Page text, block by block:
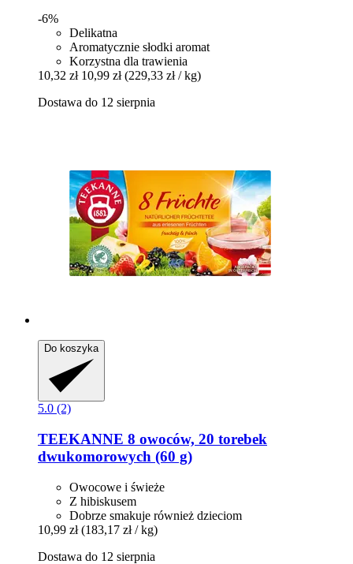
-6%
Delikatna
Aromatycznie słodki aromat
Korzystna dla trawienia
10,32 zł 10,99 zł (229,33 zł / kg)
Dostawa do 12 sierpnia
Do koszyka
5.0 (2)
TEEKANNE 8 owoców, 20 torebek
dwukomorowych (60 g)
Owocowe i świeże
Z hibiskusem
Dobrze smakuje również dzieciom
10,99 zł (183,17 zł / kg)
Dostawa do 12 sierpnia